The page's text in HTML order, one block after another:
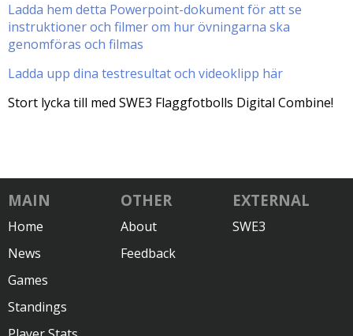
Ladda hem detta Powerpoint-dokument för att se
instruktioner och filmer om hur övningarna ska
genomföras och filmas
Ladda upp dina testresultat och videoklipp här
Stort lycka till med SWE3 Flaggfotbolls Digital Combine!
MAIN
Home
News
Games
Standings
OTHER
About
Feedback
EXTERNAL
SWE3